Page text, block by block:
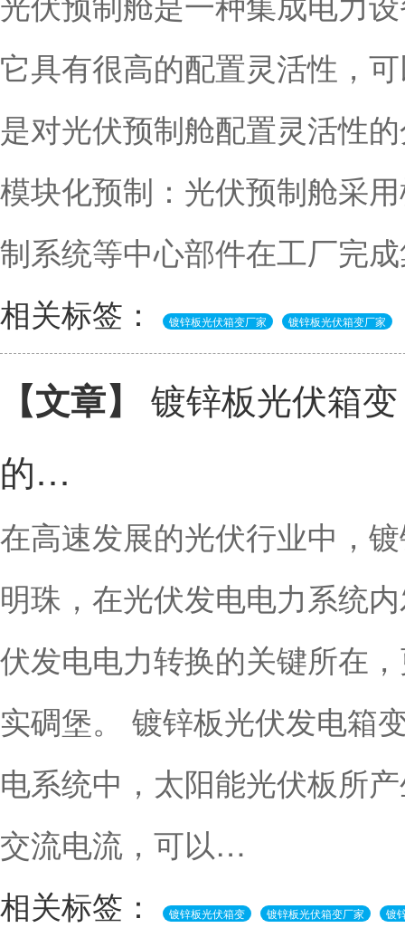
它具有很高的配置灵活性，
是对光伏预制舱配置灵活性
模块化预制：光伏预制舱采
制系统等中心部件在工厂完
相关标签：
镀锌板光伏箱变厂家 镀锌板光伏箱变厂家
【文章】 镀锌板光伏箱
的…
在高速发展的光伏行业中，
明珠，在光伏发电电力系统
伏发电电力转换的关键所在
实碉堡。 镀锌板光伏发电箱
电系统中，太阳能光伏板所
交流电流，可以…
相关标签：
镀锌板光伏箱变 镀锌板光伏箱变厂家 镀